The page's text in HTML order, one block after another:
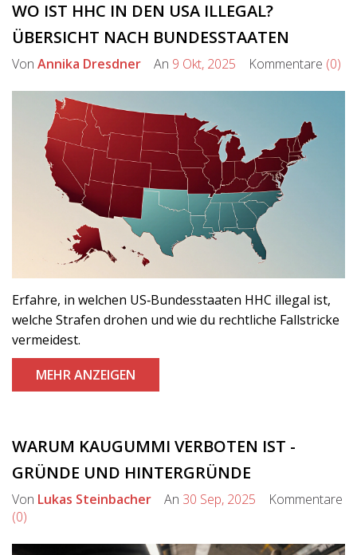
WO IST HHC IN DEN USA ILLEGAL?
ÜBERSICHT NACH BUNDESSTAATEN
Von Annika Dresdner An 9 Okt, 2025 Kommentare (0)
Erfahre, in welchen US‑Bundesstaaten HHC illegal ist,
welche Strafen drohen und wie du rechtliche Fallstricke
vermeidest.
MEHR ANZEIGEN
WARUM KAUGUMMI VERBOTEN IST -
GRÜNDE UND HINTERGRÜNDE
Von Lukas Steinbacher An 30 Sep, 2025 Kommentare
(0)